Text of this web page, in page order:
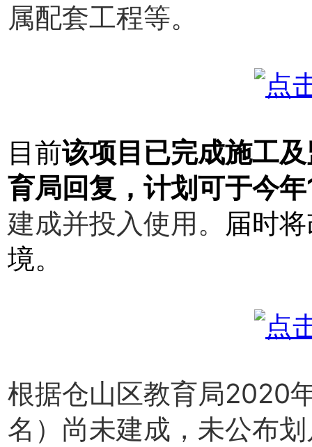
属配套工程等。
目前该项目已完成施工
育局回复，计划可于今
建成并投入使用。 届时
境。
根据仓山区教育局2020
名）尚未建成，未公布